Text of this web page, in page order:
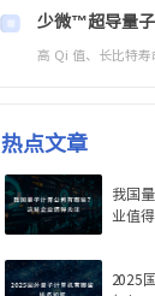
少微™超导量
高 Qi 值、长比特寿
热点文章
我国
业值
2025